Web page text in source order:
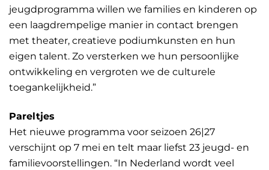
jeugdprogramma willen we families en kinderen op
een laagdrempelige manier in contact brengen
met theater, creatieve podiumkunsten en hun
eigen talent. Zo versterken we hun persoonlijke
ontwikkeling en vergroten we de culturele
toegankelijkheid.”
Pareltjes
Het nieuwe programma voor seizoen 26|27
verschijnt op 7 mei en telt maar liefst 23 jeugd- en
familievoorstellingen. “In Nederland wordt veel